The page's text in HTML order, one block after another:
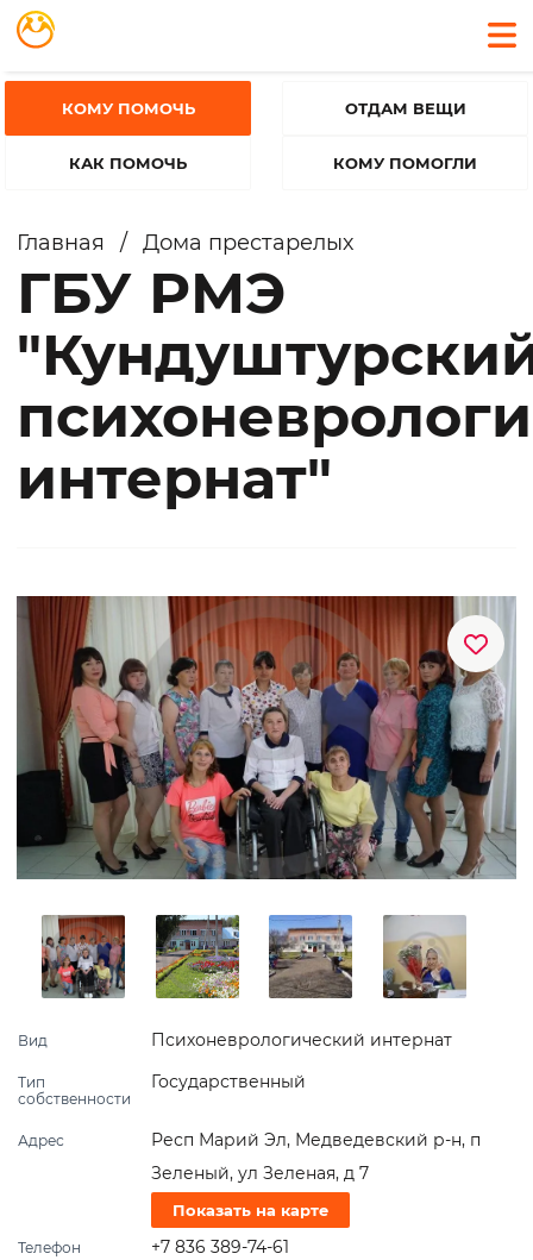
КОМУ ПОМОЧЬ
КАК ПОМОЧЬ
ОТДАМ ВЕЩИ
КОМУ ПОМОГЛИ
Главная / Дома престарелых
ГБУ РМЭ
интернат"
Вид Психоневрологический интернат
Тип
собственности
Государственный
Адрес
Респ Марий Эл, Медведевский р-н, п
Зеленый, ул Зеленая, д 7
Показать на карте
Телефон +7 836 389-74-61